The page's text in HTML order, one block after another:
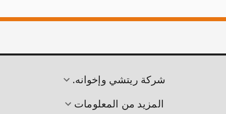
شركة ريتشي وإخوانه.
المزيد من المعلومات